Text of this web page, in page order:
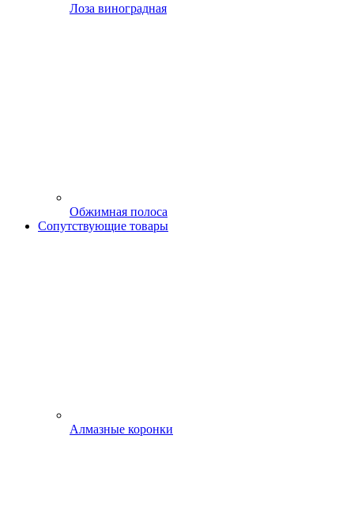
Лоза виноградная
Обжимная полоса
Сопутствующие товары
Алмазные коронки